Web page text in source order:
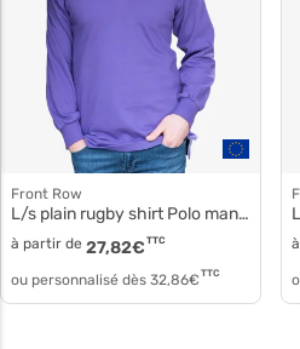
Front Row
L/s plain rugby shirt Polo manches longues fr001
à partir de 27,82€ TTC
ou personnalisé dès 32,86€ TTC